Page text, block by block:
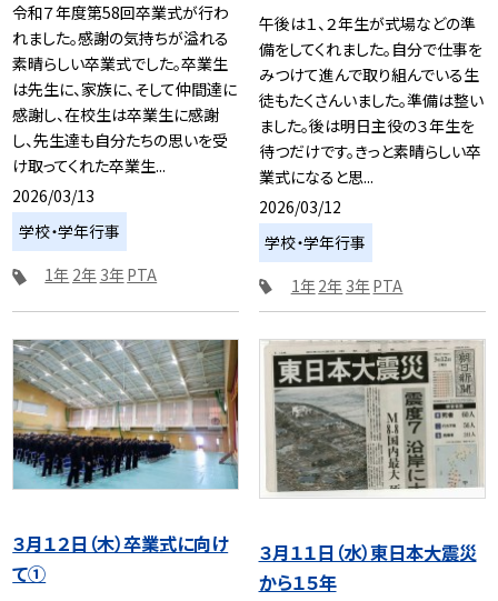
令和７年度第58回卒業式が行わ
れました。感謝の気持ちが溢れる
素晴らしい卒業式でした。卒業生
は先生に、家族に、そして仲間達に
感謝し、在校生は卒業生に感謝
し、先生達も自分たちの思いを受
け取ってくれた卒業生...
2026/03/13
学校・学年行事
1年 2年 3年PTA
午後は１、２年生が式場などの準
備をしてくれました。自分で仕事を
みつけて進んで取り組んでいる生
徒もたくさんいました。準備は整い
ました。後は明日主役の３年生を
待つだけです。きっと素晴らしい卒
業式になると思...
2026/03/12
学校・学年行事
1年2年 3年PTA
３月１２日（木）卒業式に向け
て①
３月１１日（水）東日本大震災
から１５年